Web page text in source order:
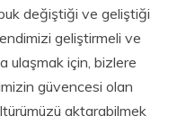
değiştiği ve geliştiği
geliştirmeli ve
ulaşmak için, bizlere
güvencesi olan
aktarabilmek